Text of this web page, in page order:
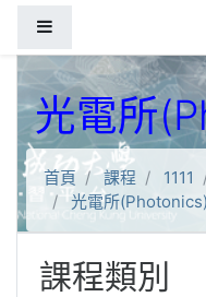
光電所
首頁 課程 1111
光電所(Photonics)
課程類別